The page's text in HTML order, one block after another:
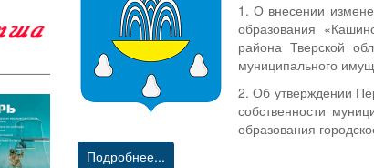
1. О внесении
образования
района Тверской
муниципального
2. Об утверждении
собственности
образования
Подробнее...